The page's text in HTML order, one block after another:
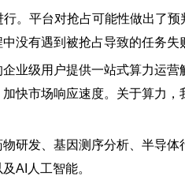
平台对抢占可能性做出了预
没有遇到被抢占导致的任务失
级用户提供一站式算力运营
快市场响应速度。关于算力
发、基因测序分析、半导体
AI人工智能。